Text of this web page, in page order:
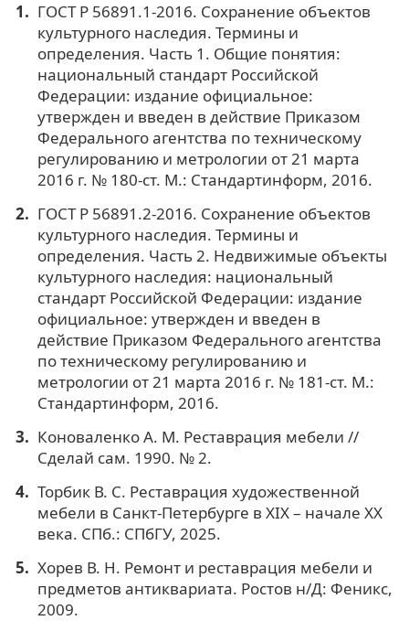
ГОСТ Р 56891.1-2016. Сохранение объектов
культурного наследия. Термины и
определения. Часть 1. Общие понятия:
национальный стандарт Российской
Федерации: издание официальное:
утвержден и введен в действие Приказом
Федерального агентства по техническому
регулированию и метрологии от 21 марта
2016 г. № 180-ст. М.: Стандартинформ, 2016.
ГОСТ Р 56891.2-2016. Сохранение объектов
культурного наследия. Термины и
определения. Часть 2. Недвижимые объекты
культурного наследия: национальный
стандарт Российской Федерации: издание
официальное: утвержден и введен в
действие Приказом Федерального агентства
по техническому регулированию и
метрологии от 21 марта 2016 г. № 181-ст. М.:
Стандартинформ, 2016.
Коноваленко А. М. Реставрация мебели //
Сделай сам. 1990. № 2.
Торбик В. С. Реставрация художественной
мебели в Санкт-Петербурге в XIX – начале XX
века. СПб.: СПбГУ, 2025.
Хорев В. Н. Ремонт и реставрация мебели и
предметов антиквариата. Ростов н/Д: Феникс,
2009.